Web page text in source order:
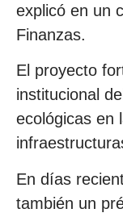
explicó en un
Finanzas.
El proyecto
institucional
ecológicas en
En días
también un